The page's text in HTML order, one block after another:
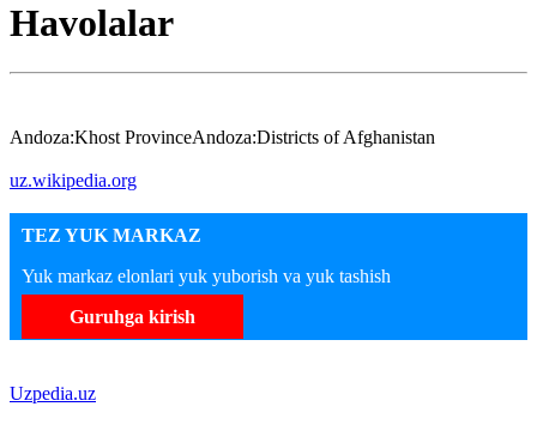
Havolalar
Andoza:Khost ProvinceAndoza:Districts of Afghanistan
uz.wikipedia.org
TEZ YUK MARKAZ
Yuk markaz elonlari yuk yuborish va yuk tashish
Guruhga kirish
Uzpedia.uz